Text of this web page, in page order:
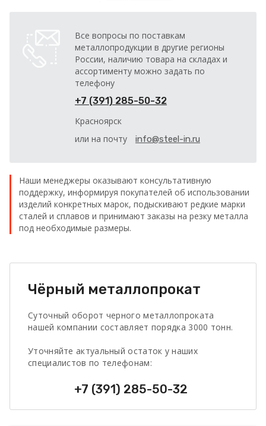
Все вопросы по поставкам
металлопродукции в другие регионы
России, наличию товара на складах и
ассортименту можно задать по
телефону
+7 (391) 285-50-32
Красноярск
или на почту
info@steel-in.ru
Наши менеджеры оказывают консультативную
поддержку, информируя покупателей об использовании
изделий конкретных марок, подыскивают редкие марки
сталей и сплавов и принимают заказы на резку металла
под необходимые размеры.
Чёрный металлопрокат
Суточный оборот черного металлопроката
нашей компании составляет порядка 3000 тонн.
Уточняйте актуальный остаток у наших
специалистов по телефонам:
+7 (391) 285-50-32